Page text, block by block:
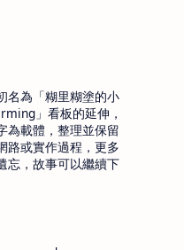
名為「糊里糊塗的小
」看板的延伸，
為載體，整理並保留
路或實作過程，更多
忘，故事可以繼續下